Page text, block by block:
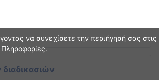
να συνεχίσετε την περιήγησή σας στις
διαδικασιών